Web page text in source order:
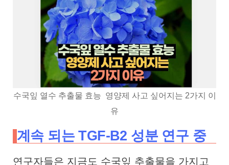
수국잎 열수 추출물 효능 영양제 사고 싶어지는 2가지 이
유
계속 되는 TGF-B2 성분 연구 중
연구자들은 지금도 수국잎 추출물을 가지고